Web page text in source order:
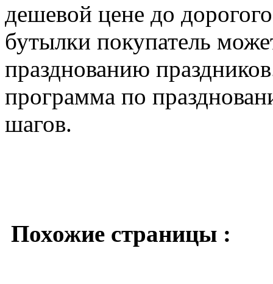
дешевой цене до
бутылки покупатель
празднованию
программа по
шагов.
Похожие страницы :